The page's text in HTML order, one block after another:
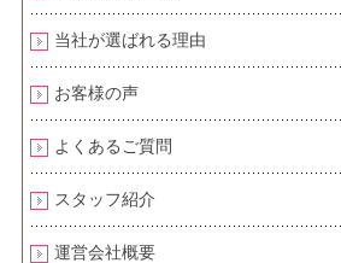
当社が選ばれる理由
お客様の声
よくあるご質問
スタッフ紹介
運営会社概要